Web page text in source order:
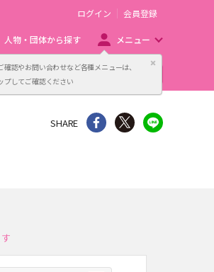
確認やお問い合わせなど各種メニューは、
プしてご確認ください
閉じる
ログイン 会員登録
人物・団体から探す メニュー
主催者向け販売サービス
SHARE シェア Twitter